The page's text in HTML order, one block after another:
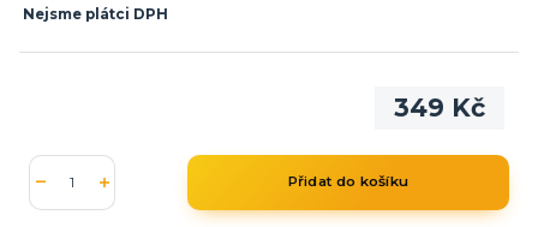
Nejsme plátci DPH
349 Kč
Přidat do košíku